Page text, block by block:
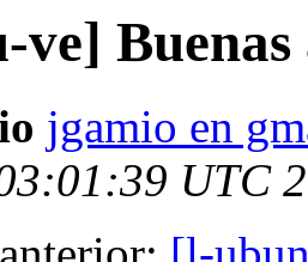
Buenas
jgamio en
UTC